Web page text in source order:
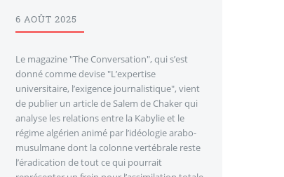
6 AOÛT 2025
Le magazine "The Conversation", qui s’est
donné comme devise "L’expertise
universitaire, l’exigence journalistique", vient
de publier un article de Salem de Chaker qui
analyse les relations entre la Kabylie et le
régime algérien animé par l’idéologie arabo-
musulmane dont la colonne vertébrale reste
l’éradication de tout ce qui pourrait